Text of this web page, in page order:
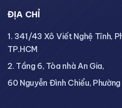
ĐỊA CHỈ
1. 341/43 Xô Viết Nghệ Tĩnh,
TP.HCM
2. Tầng 6, Tòa nhà An Gia,
60 Nguyễn Đình Chiểu,